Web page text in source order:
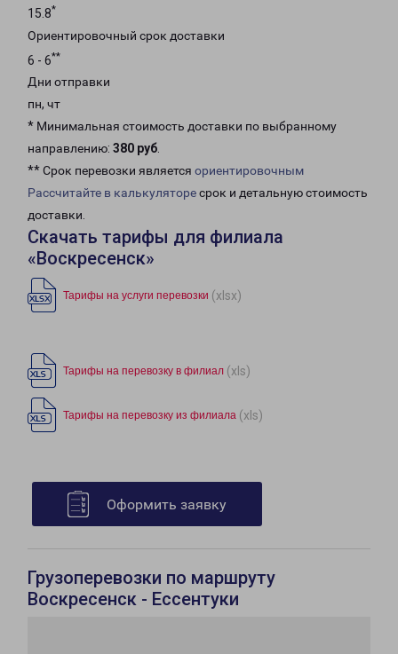
15.8*
Ориентировочный срок доставки
6 - 6**
Дни отправки
пн, чт
* Минимальная стоимость доставки по выбранному
направлению: 380 руб.
** Срок перевозки является ориентировочным
Рассчитайте в калькуляторесрок и детальную стоимость
доставки.
Скачать тарифы для филиала
«Воскресенск»
Тарифы на услуги перевозки (xlsx)
Тарифы на перевозку в филиал (xls)
Тарифы на перевозку из филиала (xls)
Оформить заявку
Грузоперевозки по маршруту
Воскресенск - Ессентуки